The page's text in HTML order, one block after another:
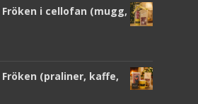
Fröken i cellofan (mugg,
(praliner, kaffe,